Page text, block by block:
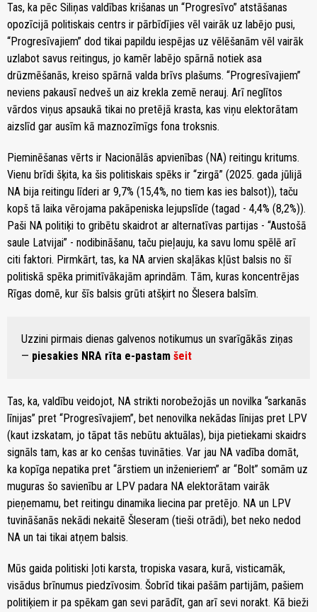
Tas, ka pēc Siliņas valdības krišanas un “Progresīvo” atstāšanas
opozīcijā politiskais centrs ir pārbīdījies vēl vairāk uz labējo pusi,
“Progresīvajiem” dod tikai papildu iespējas uz vēlēšanām vēl vairāk
uzlabot savus reitingus, jo kamēr labējo spārnā notiek asa
drūzmēšanās, kreiso spārnā valda brīvs plašums. “Progresīvajiem”
neviens pakausī nedveš un aiz krekla zemē nerauj. Arī neglītos
vārdos viņus apsaukā tikai no pretējā krasta, kas viņu elektorātam
aizslīd gar ausīm kā maznozīmīgs fona troksnis.
Pieminēšanas vērts ir Nacionālās apvienības (NA) reitingu kritums.
Vienu brīdi šķita, ka šis politiskais spēks ir “zirgā” (2025. gada jūlijā
NA bija reitingu līderi ar 9,7% (15,4%, no tiem kas ies balsot)), taču
kopš tā laika vērojama pakāpeniska lejupslīde (tagad - 4,4% (8,2%)).
Paši NA politiķi to gribētu skaidrot ar alternatīvas partijas - “Austošā
saule Latvijai” - nodibināšanu, taču pieļauju, ka savu lomu spēlē arī
citi faktori. Pirmkārt, tas, ka NA arvien skaļākas kļūst balsis no šī
politiskā spēka primitīvākajām aprindām. Tām, kuras koncentrējas
Rīgas domē, kur šīs balsis grūti atšķirt no Šlesera balsīm.
Uzzini pirmais dienas galvenos notikumus un svarīgākās ziņas
— piesakies NRA rīta e-pastam šeit
Tas, ka, valdību veidojot, NA strikti norobežojās un novilka “sarkanās
līnijas” pret “Progresīvajiem”, bet nenovilka nekādas līnijas pret LPV
(kaut izskatam, jo tāpat tās nebūtu aktuālas), bija pietiekami skaidrs
signāls tam, kas ar ko cenšas tuvināties. Var jau NA vadība domāt,
ka kopīga nepatika pret “ārstiem un inženieriem” ar “Bolt” somām uz
muguras šo savienību ar LPV padara NA elektorātam vairāk
pieņemamu, bet reitingu dinamika liecina par pretējo. NA un LPV
tuvināšanās nekādi nekaitē Šleseram (tieši otrādi), bet neko nedod
NA un tai tikai atņem balsis.
Mūs gaida politiski ļoti karsta, tropiska vasara, kurā, visticamāk,
visādus brīnumus piedzīvosim. Šobrīd tikai pašām partijām, pašiem
politiķiem ir pa spēkam gan sevi parādīt, gan arī sevi norakt. Kā bieži